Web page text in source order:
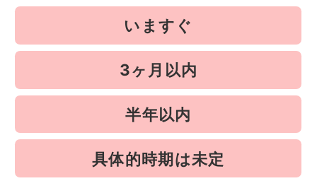
いますぐ
3ヶ月以内
半年以内
具体的時期は未定